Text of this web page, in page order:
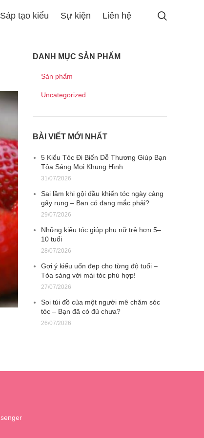
Sáp tạo kiểu Sự kiện Liên hệ
DANH MỤC SẢN PHẨM
Sản phẩm
Uncategorized
BÀI VIẾT MỚI NHẤT
5 Kiểu Tóc Đi Biển Dễ Thương Giúp Bạn
Tỏa Sáng Mọi Khung Hình
31/07/2026
Sai lầm khi gội đầu khiến tóc ngày càng
gãy rụng – Bạn có đang mắc phải?
29/07/2026
Những kiểu tóc giúp phụ nữ trẻ hơn 5–
10 tuổi
28/07/2026
Gợi ý kiểu uốn đẹp cho từng độ tuổi –
Tỏa sáng với mái tóc phù hợp!
27/07/2026
Soi túi đồ của một người mê chăm sóc
tóc – Bạn đã có đủ chưa?
26/07/2026